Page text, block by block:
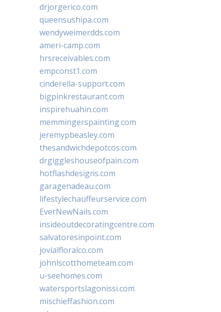
drjorgerico.com
queensushipa.com
wendyweimerdds.com
ameri-camp.com
hrsreceivables.com
empconst1.com
cinderella-support.com
bigpinkrestaurant.com
inspirehuahin.com
memmingerspainting.com
jeremypbeasley.com
thesandwichdepotcos.com
drgiggleshouseofpain.com
hotflashdesigns.com
garagenadeau.com
lifestylechauffeurservice.com
EverNewNails.com
insideoutdecoratingcentre.com
salvatoresinpoint.com
jovialfloralco.com
johnlscotthometeam.com
u-seehomes.com
watersportslagonissi.com
mischieffashion.com